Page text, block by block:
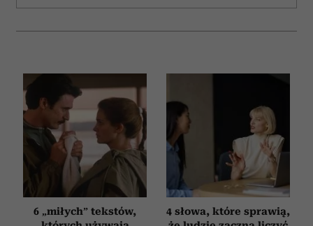
6 „miłych” tekstów,
4 słowa, które sprawią,